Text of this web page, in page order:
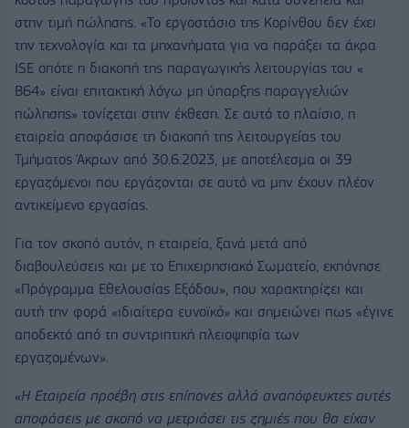
στην τιμή πώλησης. «Το εργοστάσιο της Κορίνθου δεν έχει
την τεχνολογία και τα μηχανήματα για να παράξει τα άκρα
ISE οπότε η διακοπή της παραγωγικής λειτουργίας του «
Β64» είναι επιτακτική λόγω μη ύπαρξης παραγγελιών
πώλησης» τονίζεται στην έκθεση. Σε αυτό το πλαίσιο, η
εταιρεία αποφάσισε τη διακοπή της λειτουργείας του
Τμήματος Άκρων από 30.6.2023, με αποτέλεσμα οι 39
εργαζόμενοι που εργάζονται σε αυτό να μην έχουν πλέον
αντικείμενο εργασίας.
Για τον σκοπό αυτόν, η εταιρεία, ξανά μετά από
διαβουλεύσεις και με το Επιχειρησιακό Σωματείο, εκπόνησε
«Πρόγραμμα Εθελουσίας Εξόδου», που χαρακτηρίζει και
αυτή την φορά «ιδιαίτερα ευνοϊκό» και σημειώνει πως «έγινε
αποδεκτό από τη συντριπτική πλειοψηφία των
εργαζομένων».
«Η Εταιρεία προέβη στις επίπονες αλλά αναπόφευκτες αυτές
αποφάσεις με σκοπό να μετριάσει τις ζημιές που θα είχαν